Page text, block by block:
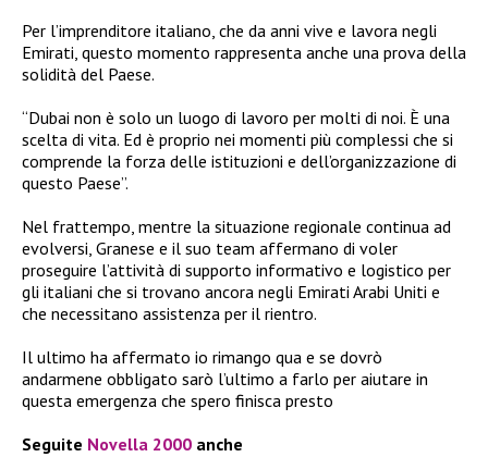
Per l’imprenditore italiano, che da anni vive e lavora negli
Emirati, questo momento rappresenta anche una prova della
solidità del Paese.
“Dubai non è solo un luogo di lavoro per molti di noi. È una
scelta di vita. Ed è proprio nei momenti più complessi che si
comprende la forza delle istituzioni e dell’organizzazione di
questo Paese”.
Nel frattempo, mentre la situazione regionale continua ad
evolversi, Granese e il suo team affermano di voler
proseguire l’attività di supporto informativo e logistico per
gli italiani che si trovano ancora negli Emirati Arabi Uniti e
che necessitano assistenza per il rientro.
Il ultimo ha affermato io rimango qua e se dovrò
andarmene obbligato sarò l’ultimo a farlo per aiutare in
questa emergenza che spero finisca presto
Seguite Novella 2000 anche